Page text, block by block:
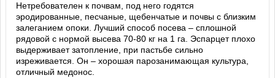
Нетребователен к почвам, под него годятся
эродированные, песчаные, щебенчатые и почвы с близким
залеганием опоки. Лучший способ посева – сплошной
рядовой с нормой высева 70-80 кг на 1 га. Эспарцет плохо
выдерживает затопление, при пастьбе сильно
изреживается. Он – хорошая парозанимающая культура,
отличный медонос.